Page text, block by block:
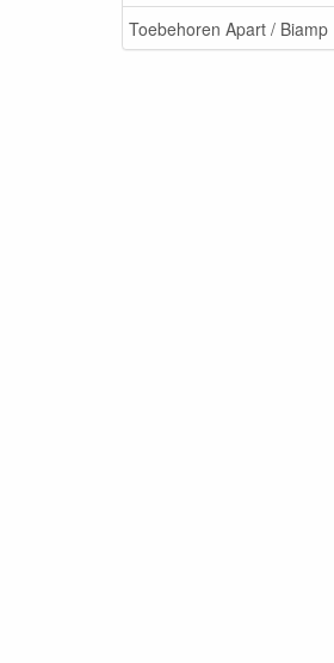
Toebehoren Apart / Biamp